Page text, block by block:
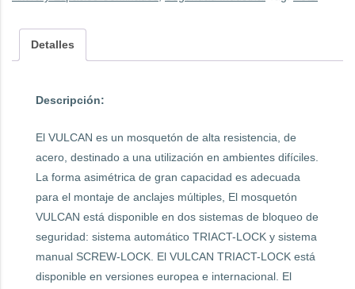
Detalles
Descripción:
El VULCAN es un mosquetón de alta resistencia, de
acero, destinado a una utilización en ambientes difíciles.
La forma asimétrica de gran capacidad es adecuada
para el montaje de anclajes múltiples, El mosquetón
VULCAN está disponible en dos sistemas de bloqueo de
seguridad: sistema automático TRIACT-LOCK y sistema
manual SCREW-LOCK. El VULCAN TRIACT-LOCK está
disponible en versiones europea e internacional. El